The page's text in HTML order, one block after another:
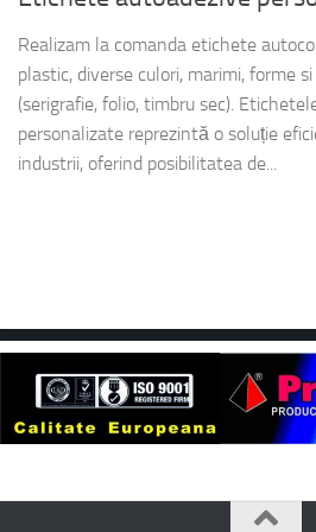
Realizam la comanda etichete
plastic, diverse culori, marimi, forme
(serigrafie, folio, timbru sec).
personalizate reprezintă o soluție
industrii, oferind posibilitatea de...